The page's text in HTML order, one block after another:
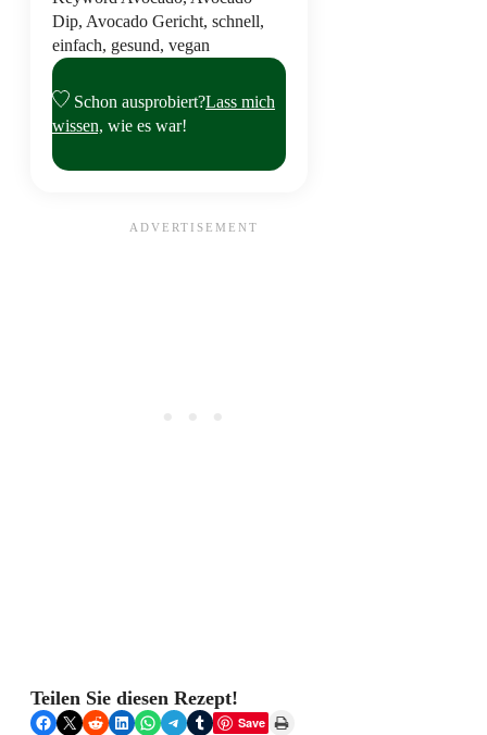
Dip, Avocado Gericht, schnell,
einfach, gesund, vegan
Schon ausprobiert?Lass mich
wissen, wie es war!
Teilen Sie diesen Rezept!
Share on Facebook
Share on X Share on RedditShare on LinkedIn
Share on WhatsApp
Share on Telegram
Share on TumblrSave Print this Page